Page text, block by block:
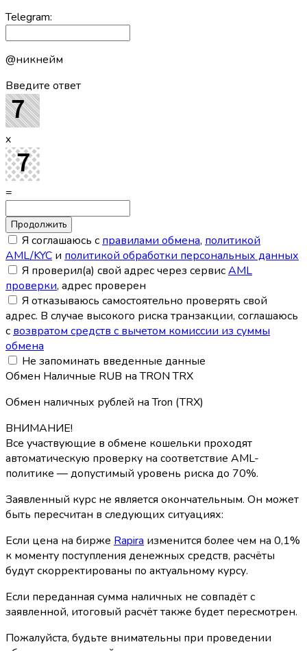
Telegram:
@никнейм
Введите ответ
x
=
Я соглашаюсь с правилами обмена, политикой
AML/KYC и политикой обработки персональных данных
Я проверил(а) свой адрес через сервисAML
проверки, адрес проверен
Я отказываюсь самостоятельно проверять свой
адрес. В случае высокого риска транзакции, соглашаюсь
с возвратом средств с вычетом комиссии из суммы
обмена
Не запоминать введенные данные
Обмен Наличные RUB на TRON TRX
Обмен наличных рублей на Tron (TRX)
ВНИМАНИЕ!
Все участвующие в обмене кошельки проходят
автоматическую проверку на соответствие AML-
политике — допустимый уровень риска до 70%.
Заявленный курс не является окончательным. Он может
быть пересчитан в следующих ситуациях:
Если цена на бирже Rapira изменится более чем на 0,1%
к моменту поступления денежных средств, расчёты
будут скорректированы по актуальному курсу.
Если переданная сумма наличных не совпадёт с
заявленной, итоговый расчёт также будет пересмотрен.
Пожалуйста, будьте внимательны при проведении